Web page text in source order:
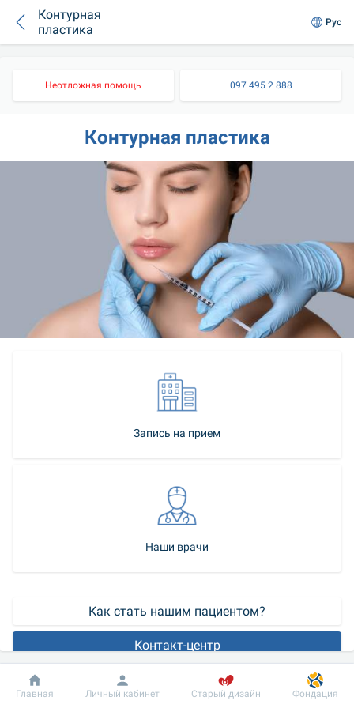
Контурная
пластика
Рус
Неотложная помощь 097 495 2 888
Контурная пластика
Запись на прием
Наши врачи
Как стать нашим пациентом?
Контакт-центр
Контурная пластика – нехирургический метод коррекции
Добробут Информация Пациенту
Главная Личный кабинет Старый дизайн Фондация